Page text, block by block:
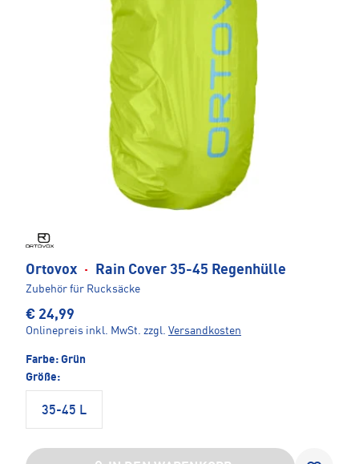
Ortovox · Rain Cover 35-45 Regenhülle
Zubehör für Rucksäcke
€ 24,99
Onlinepreis inkl. MwSt. zzgl. Versandkosten
Farbe: Grün
Größe:
35-45 L